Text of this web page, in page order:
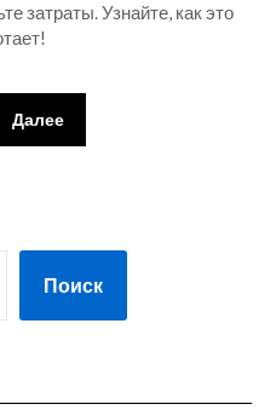
затраты. Узнайте, как это
Далее
Поиск